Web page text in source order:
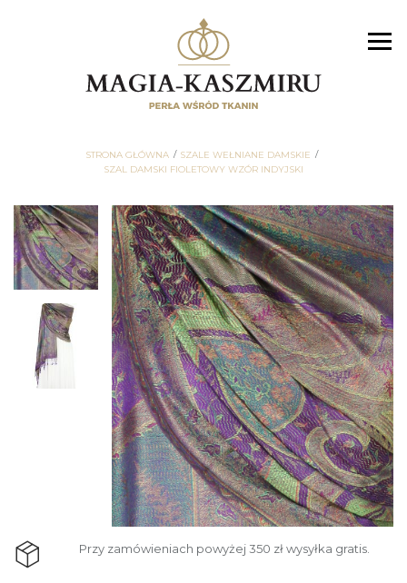
STRONA GŁÓWNA
SZALE WEŁNIANE DAMSKIE
SZAL DAMSKI FIOLETOWY WZÓR INDYJSKI
Przy zamówieniach powyżej 350 zł wysyłka gratis.